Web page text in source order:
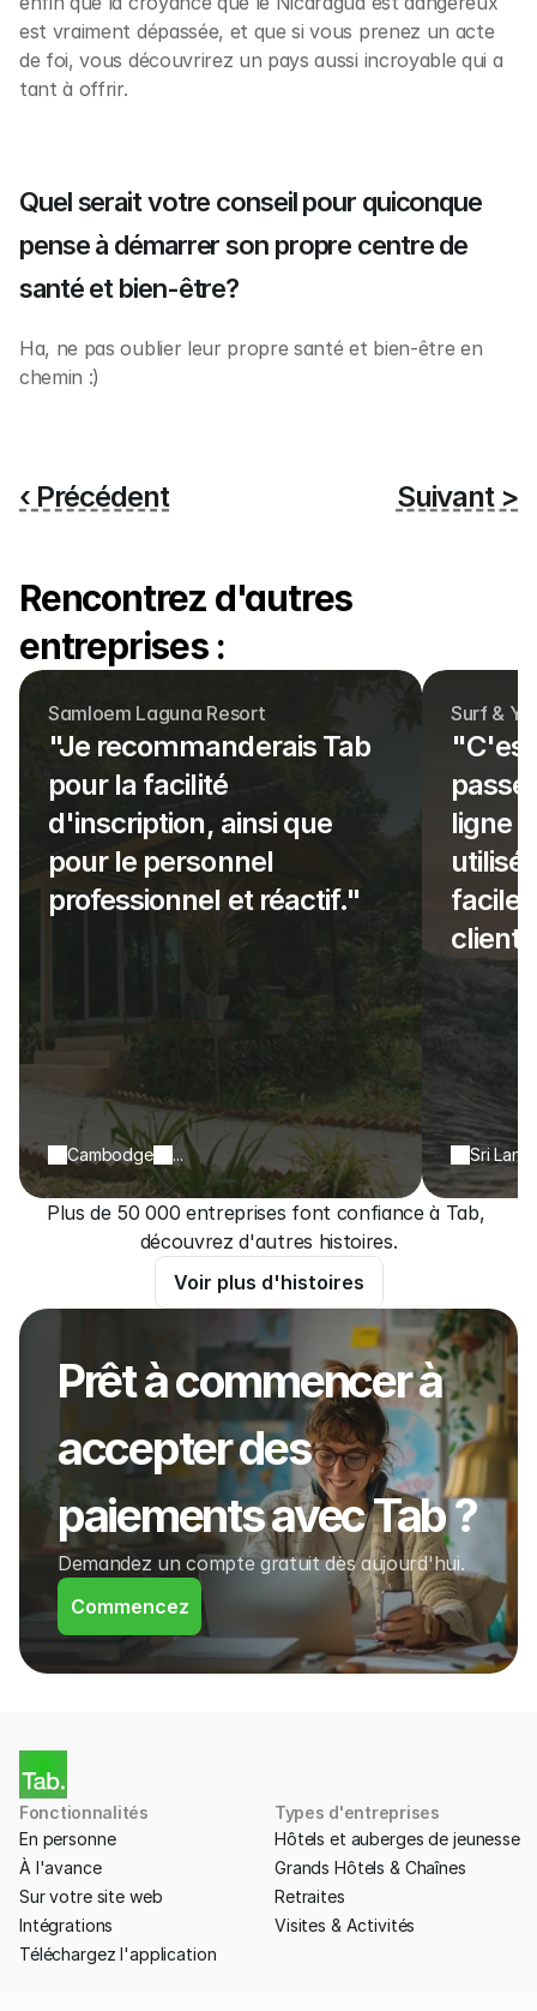
est vraiment dépassée, et que si vous prenez un acte
de foi, vous découvrirez un pays aussi incroyable qui a
tant à offrir.
Quel serait votre conseil pour quiconque
pense à démarrer son propre centre de
santé et bien-être?
Ha, ne pas oublier leur propre santé et bien-être en
chemin :)
‹ Précédent Suivant >
Rencontrez d'autres
entreprises :
Samloem Laguna Resort
"Je recommanderais Tab
pour la facilité
d'inscription, ainsi que
pour le personnel
professionnel et réactif."
Cambodge ...
Surf &
ligne
facile
Sri
Plus de 50 000 entreprises font confiance à Tab,
découvrez d'autres histoires.
Voir plus d'histoires
Prêt à commencer à
accepter des
paiements avec Tab ?
Demandez un compte gratuit dès aujourd'hui.
Commencez
Fonctionnalités
En personne
À l'avance
Sur votre site web
Intégrations
Téléchargez l'application
Types d'entreprises
Hôtels et auberges de jeunesse
Grands Hôtels & Chaînes
Retraites
Visites & Activités